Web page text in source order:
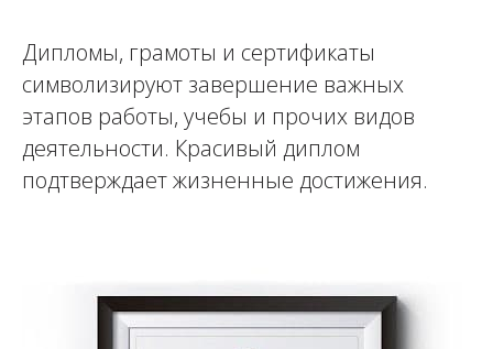
Дипломы, грамоты и сертификаты
символизируют завершение важных
этапов работы, учебы и прочих видов
деятельности. Красивый диплом
подтверждает жизненные достижения.